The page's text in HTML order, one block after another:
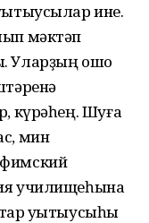
ине.
мәктәп
Уларҙың ошо
күрәһең. Шуға
мин
училищеһына
уҡытыусыһы